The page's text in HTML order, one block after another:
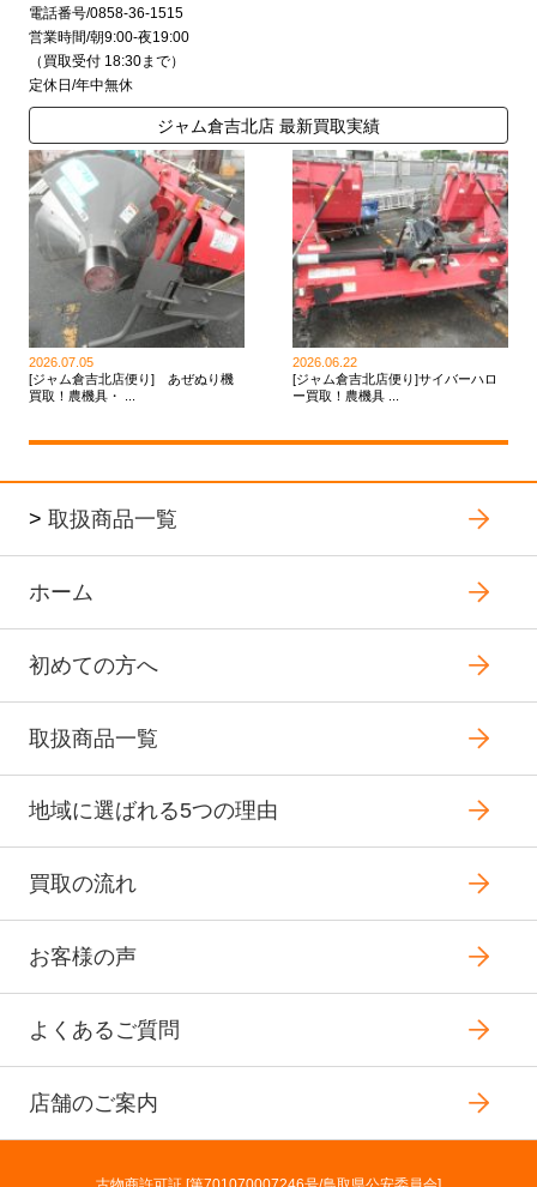
電話番号/0858-36-1515
営業時間/朝9:00-夜19:00
（買取受付 18:30まで）
定休日/年中無休
ジャム倉吉北店 最新買取実績
2026.07.05
[ジャム倉吉北店便り] あぜぬり機
買取！農機具・ ...
2026.06.22
[ジャム倉吉北店便り]サイバーハロ
ー買取！農機具 ...
> 取扱商品一覧
ホーム
初めての方へ
取扱商品一覧
地域に選ばれる5つの理由
買取の流れ
お客様の声
よくあるご質問
店舗のご案内